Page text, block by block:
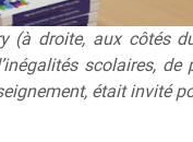
(à droite, aux côtés
scolaires, de
était invité